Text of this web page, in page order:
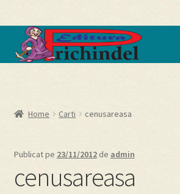
Sari
la
navigare
Sari
la
conținut
Cart
Checkout
Home Carti cenusareasa
Publicat pe 23/11/2012 de admin
cenusareasa